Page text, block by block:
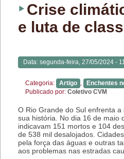
Crise
e luta de
Data: segunda-feira, 27/05/2024 -
Categoria: Artigo Enchentes
Publicado por: Coletivo CVM
O Rio Grande do Sul enfrenta
sua história. No dia 16 de maio
indicavam 151 mortos e 104
de 538 mil desalojados.
pela força das águas e outras
aos problemas nas estradas